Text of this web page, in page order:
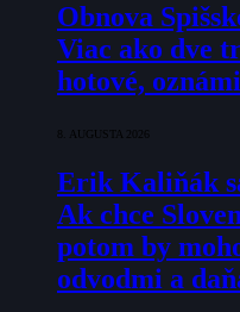
Obnova
Viac ako dve
hotové,
8. AUGUSTA 2026
Erik Kaliňák
Ak chce
potom by
odvodmi a